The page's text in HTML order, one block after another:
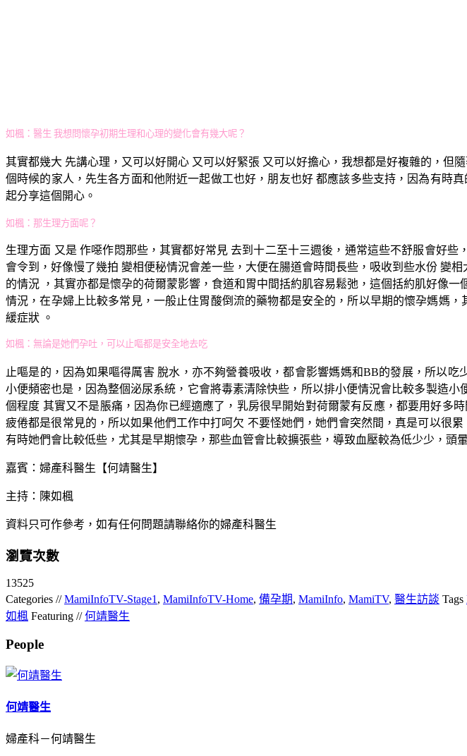
如楓：醫生 我想問懷孕初期生理和心理的變化會有幾大呢？
其實都幾大 先講心理，又可以好開心 又可以好緊張 又可以好擔心，我想都是好複雜的，
個時候的家人，先生各方面和他附近一起做工也好，朋友也好 都應該多些支持，因為有時
起分享這個開心。
如楓：那生理方面呢？
生理方面 又是 作噁作悶那些，其實都好常見 去到十二至十三週後，通常這些不舒服會好
會令到，好像慢了幾拍 變相便秘情況會差一些，大便在腸道會時間長些，吸收到些水份 變
的情況 ，其實亦都是懷孕的荷爾蒙影響，食道和胃中間括約肌容易鬆弛，這個括約肌好像
情況，在孕婦上比較多常見，一般止住胃酸倒流的藥物都是安全的，所以早期的懷孕媽媽
緩症狀 。
如楓：無論是她們孕吐，可以止嘔都是安全地去吃
止嘔是的，因為如果嘔得厲害 脫水，亦不夠營養吸收，都會影響媽媽和BB的發展，所以
小便頻密也是，因為整個泌尿系統，它會將毒素清除快些，所以排小便情況會比較多製造
個程度 其實又不是脹痛，因為你已經適應了，乳房很早開始對荷爾蒙有反應，都要用好多
疲倦都是很常見的，所以如果他們工作中打呵欠 不要怪她們，她們會突然間，真是可以很
有時她們會比較低些，尤其是早期懷孕，那些血管會比較擴張些，導致血壓較為低少少，頭
嘉賓：婦產科醫生【何靖醫生】
主持：陳如楓
資料只可作參考，如有任何問題請聯絡你的婦產科醫生
瀏覽次數
13525
Categories //MamiInfoTV-Stage1 , MamiInfoTV-Home, 備孕期, MamiInfo, MamiTV, 醫生訪談 Tags
如楓 Featuring //何靖醫生
People
何靖醫生
婦產科－何靖醫生